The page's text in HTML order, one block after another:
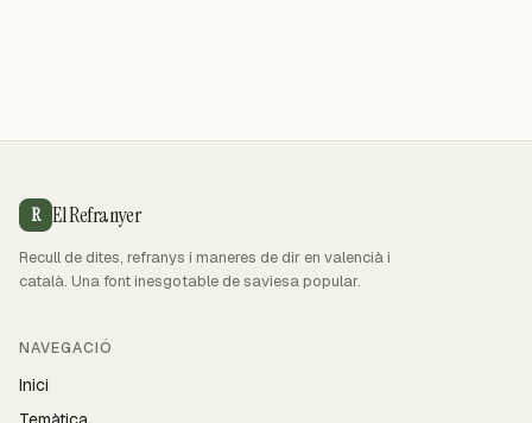
R El Refranyer
Recull de dites, refranys i maneres de dir en valencià i
català. Una font inesgotable de saviesa popular.
NAVEGACIÓ
Inici